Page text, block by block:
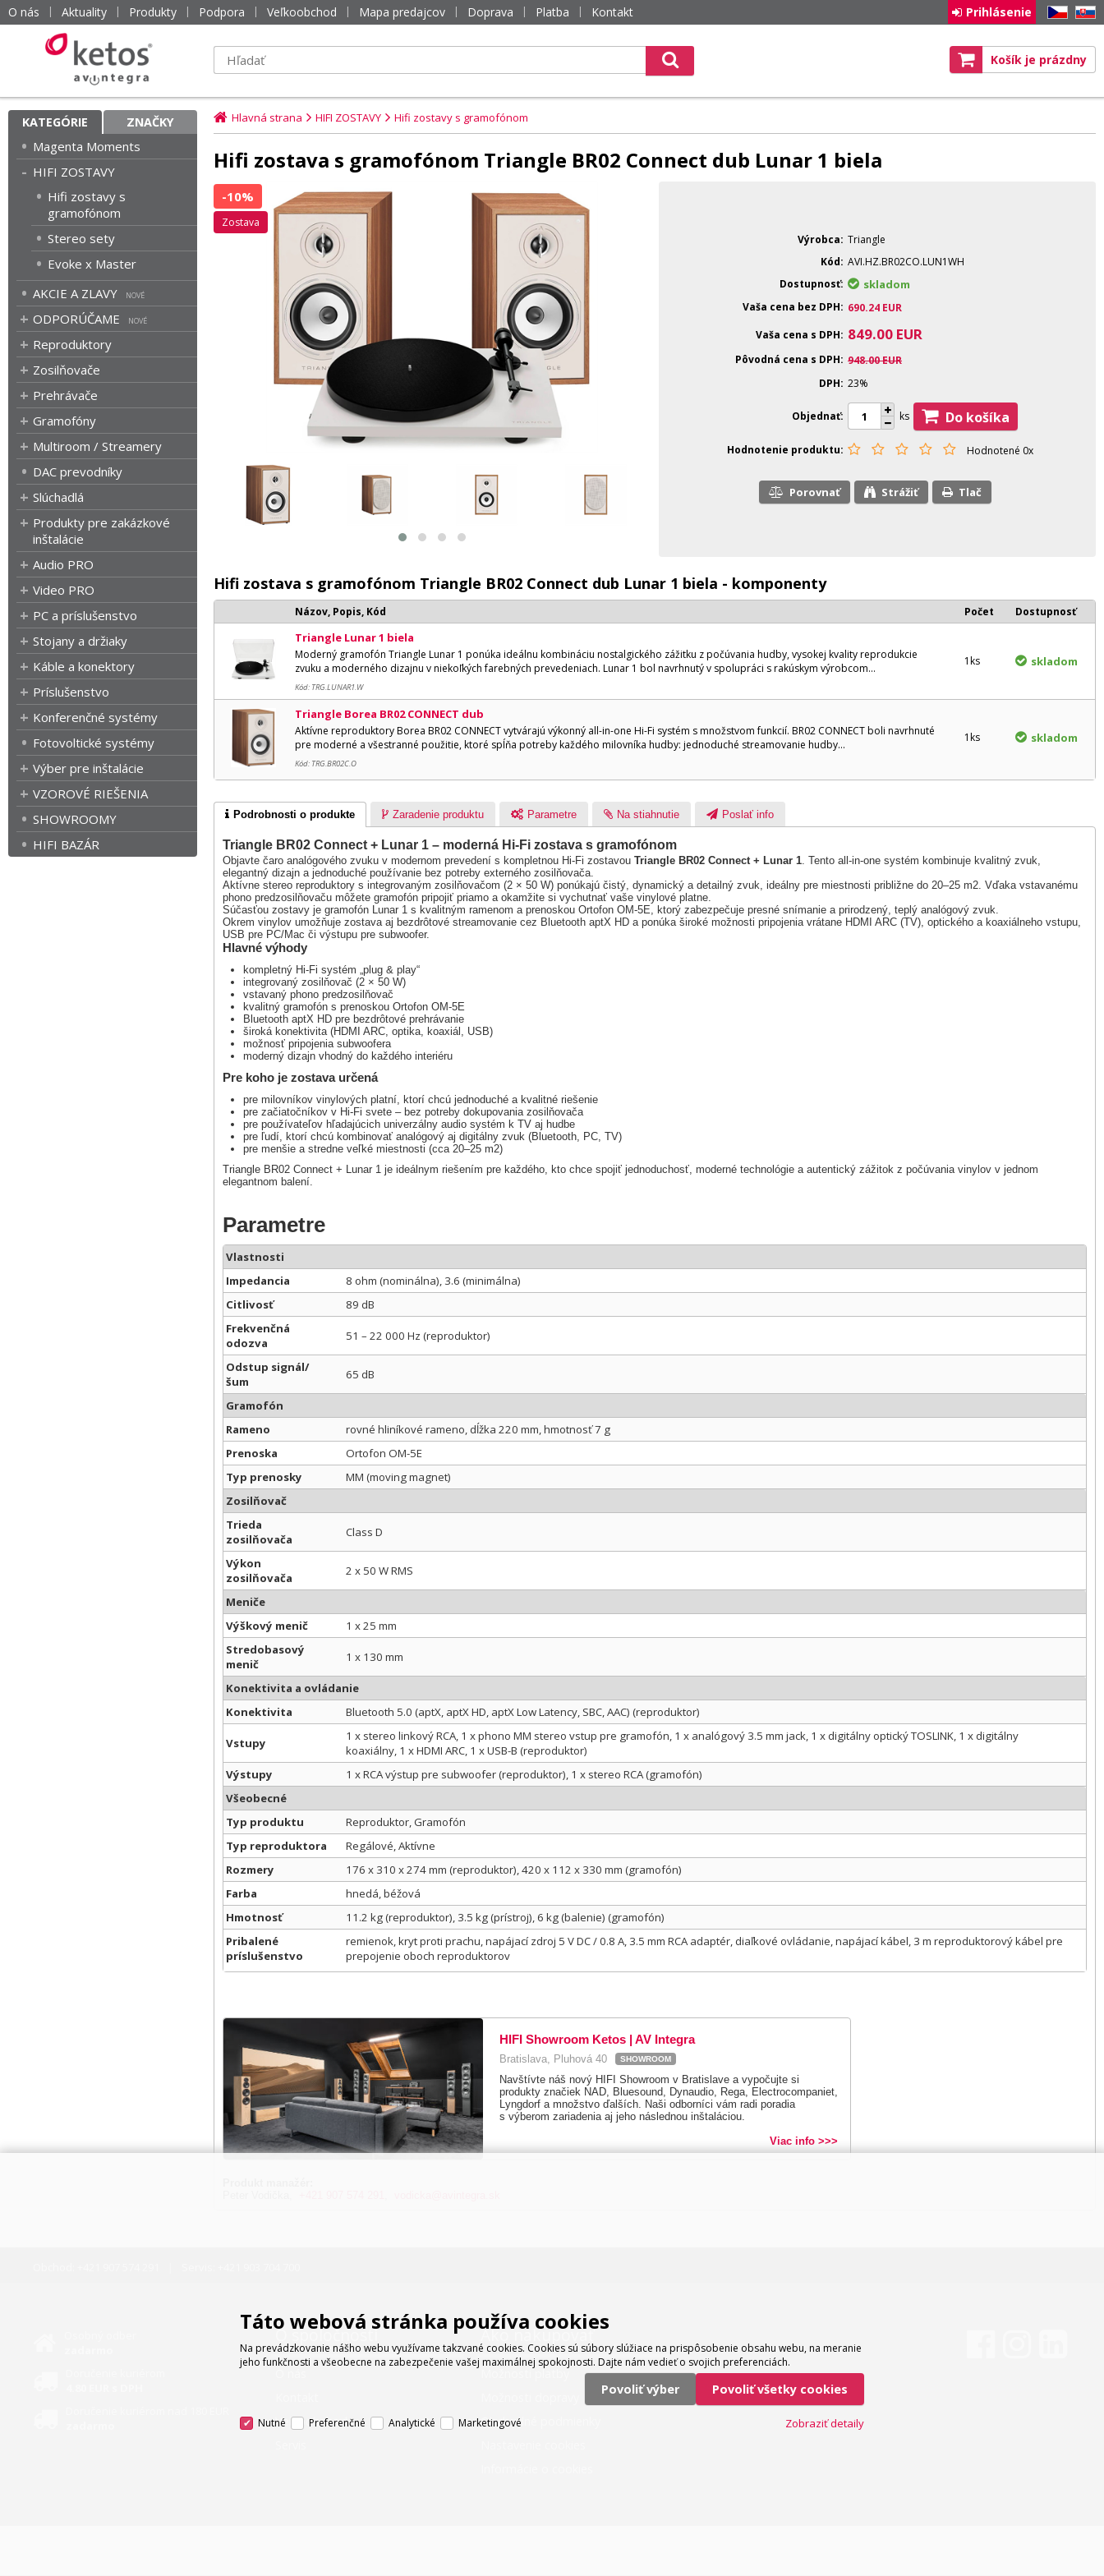
O nás Aktuality Produkty Podpora Veľkoobchod Mapa predajcov Doprava Platba Kontakt CZ SK
Prihlásenie
Košík je prázdny
KATEGÓRIE ZNAČKY
Magenta Moments
HIFI ZOSTAVY
Hifi zostavy s
gramofónom
Stereo sety
Evoke x Master
AKCIE A ZLAVY
ODPORÚČAME
Reproduktory
Zosilňovače
Prehrávače
Gramofóny
Multiroom / Streamery
DAC prevodníky
Slúchadlá
Produkty pre zakázkové
inštalácie
Audio PRO
Video PRO
PC a príslušenstvo
Stojany a držiaky
Káble a konektory
Príslušenstvo
Konferenčné systémy
Fotovoltické systémy
Výber pre inštalácie
VZOROVÉ RIEŠENIA
SHOWROOMY
HIFI BAZÁR
Hlavná strana HIFI ZOSTAVY Hifi zostavy s gramofónom
Hifi zostava s gramofónom Triangle BR02 Connect dub Lunar 1 biela
-10%
zostava
Výrobca Triangle
Kód AVI.HZ.BR02CO.LUN1WH
Dostupnosť
skladom
Vaša cena bez DPH 690.24 EUR
Vaša cena s DPH
849.00 EUR
Pôvodná cena s DPH 948.00EUR
DPH 23%
Objednať ks Do košíka
Hodnotenie produktu Hodnotené 0x
Porovnať Strážiť Tlač
Hifi zostava s gramofónom Triangle BR02 Connect dub Lunar 1 biela - komponenty
Názov, Popis, Kód Počet Dostupnosť
Triangle Lunar 1 biela
Moderný gramofón Triangle Lunar 1 ponúka ideálnu kombináciu nostalgického zážitku z počúvania hudby, vysokej kvality reprodukcie
zvuku a moderného dizajnu v niekoľkých farebných prevedeniach. Lunar 1 bol navrhnutý v spolupráci s rakúskym výrobcom...
Kód: TRG.LUNAR1.W
1ks skladom
Triangle Borea BR02 CONNECT dub
Aktívne reproduktory Borea BR02 CONNECT vytvárajú výkonný all-in-one Hi-Fi systém s množstvom funkcií. BR02 CONNECT boli navrhnuté
pre moderné a všestranné použitie, ktoré spĺňa potreby každého milovníka hudby: jednoduché streamovanie hudby...
Kód: TRG.BR02C.O
1ks skladom
Podrobnosti o produkte Zaradenie produktu Parametre Na stiahnutie Poslať info
Triangle BR02 Connect + Lunar 1 – moderná Hi-Fi zostava s gramofónom
Objavte čaro analógového zvuku v modernom prevedení s kompletnou Hi-Fi zostavou Triangle BR02 Connect + Lunar 1. Tento all-in-one systém kombinuje kvalitný zvuk,
elegantný dizajn a jednoduché používanie bez potreby externého zosilňovača.
Aktívne stereo reproduktory s integrovaným zosilňovačom (2 × 50 W) ponúkajú čistý, dynamický a detailný zvuk, ideálny pre miestnosti približne do 20–25 m2. Vďaka vstavanému
phono predzosilňovaču môžete gramofón pripojiť priamo a okamžite si vychutnať vaše vinylové platne.
Súčasťou zostavy je gramofón Lunar 1 s kvalitným ramenom a prenoskou Ortofon OM-5E, ktorý zabezpečuje presné snímanie a prirodzený, teplý analógový zvuk.
Okrem vinylov umožňuje zostava aj bezdrôtové streamovanie cez Bluetooth aptX HD a ponúka široké možnosti pripojenia vrátane HDMI ARC (TV), optického a koaxiálneho vstupu,
USB pre PC/Mac či výstupu pre subwoofer.
Hlavné výhody
kompletný Hi-Fi systém „plug & play“
integrovaný zosilňovač (2 × 50 W)
vstavaný phono predzosilňovač
kvalitný gramofón s prenoskou Ortofon OM-5E
Bluetooth aptX HD pre bezdrôtové prehrávanie
široká konektivita (HDMI ARC, optika, koaxiál, USB)
možnosť pripojenia subwoofera
moderný dizajn vhodný do každého interiéru
Pre koho je zostava určená
pre milovníkov vinylových platní, ktorí chcú jednoduché a kvalitné riešenie
pre začiatočníkov v Hi-Fi svete – bez potreby dokupovania zosilňovača
pre používateľov hľadajúcich univerzálny audio systém k TV aj hudbe
pre ľudí, ktorí chcú kombinovať analógový aj digitálny zvuk (Bluetooth, PC, TV)
pre menšie a stredne veľké miestnosti (cca 20–25 m2)
Triangle BR02 Connect + Lunar 1 je ideálnym riešením pre každého, kto chce spojiť jednoduchosť, moderné technológie a autentický zážitok z počúvania vinylov v jednom
elegantnom balení.
Parametre
Vlastnosti
Impedancia
8 ohm (nominálna), 3.6 (minimálna)
Citlivosť
89 dB
Frekvenčná
odozva
51 – 22 000 Hz (reproduktor)
Odstup signál/
šum
65 dB
Gramofón
Rameno
rovné hliníkové rameno, dĺžka 220 mm, hmotnosť 7 g
Prenoska
Ortofon OM-5E
Typ prenosky
MM (moving magnet)
Zosilňovač
Trieda
zosilňovača
Class D
Výkon
zosilňovača
2 x 50 W RMS
Meniče
Výškový menič
1 x 25 mm
Stredobasový
menič
1 x 130 mm
Konektivita a ovládanie
Konektivita
Bluetooth 5.0 (aptX, aptX HD, aptX Low Latency, SBC, AAC) (reproduktor)
Vstupy
1 x stereo linkový RCA, 1 x phono MM stereo vstup pre gramofón, 1 x analógový 3.5 mm jack, 1 x digitálny optický TOSLINK, 1 x digitálny
koaxiálny, 1 x HDMI ARC, 1 x USB-B (reproduktor)
Výstupy
1 x RCA výstup pre subwoofer (reproduktor), 1 x stereo RCA (gramofón)
Všeobecné
Typ produktu
Reproduktor, Gramofón
Typ reproduktora
Regálové, Aktívne
Rozmery
176 x 310 x 274 mm (reproduktor), 420 x 112 x 330 mm (gramofón)
Farba
hnedá, béžová
Hmotnosť
11.2 kg (reproduktor), 3.5 kg (prístroj), 6 kg (balenie) (gramofón)
Pribalené
príslušenstvo
remienok, kryt proti prachu, napájací zdroj 5 V DC / 0.8 A, 3.5 mm RCA adaptér, diaľkové ovládanie, napájací kábel, 3 m reproduktorový kábel pre
prepojenie oboch reproduktorov
HIFI Showroom Ketos | AV Integra
Bratislava, Pluhová 40 SHOWROOM
Navštívte náš nový HIFI Showroom v Bratislave a vypočujte si
produkty značiek NAD, Bluesound, Dynaudio, Rega, Electrocompaniet,
Lyngdorf a množstvo ďalších. Naši odborníci vám radi poradia
s výberom zariadenia aj jeho následnou inštaláciou.
Viac info >>>
O spoločnosti
Veľkoobchod
Ako nakupovať
Možnosti platby
Obchodné podmienky
Táto webová stránka používa cookies
Na prevádzkovanie nášho webu využívame takzvané cookies. Cookies sú súbory slúžiace na prispôsobenie obsahu webu, na meranie
jeho funkčnosti a všeobecne na zabezpečenie vašej maximálnej spokojnosti. Dajte nám vedieť o svojich preferenciách.
Povoliť výber Povoliť všetky cookies
Nutné Preferenčné Analytické Marketingové Zobraziť detaily